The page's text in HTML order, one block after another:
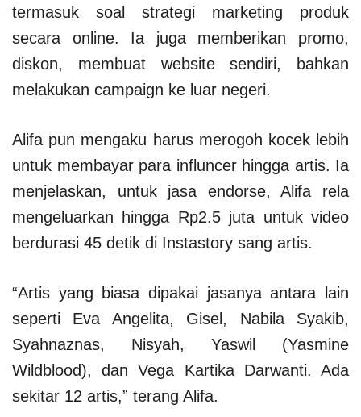
termasuk soal strategi marketing produk
secara online. Ia juga memberikan promo,
diskon, membuat website sendiri, bahkan
melakukan campaign ke luar negeri.
Alifa pun mengaku harus merogoh kocek lebih
untuk membayar para influncer hingga artis. Ia
menjelaskan, untuk jasa endorse, Alifa rela
mengeluarkan hingga Rp2.5 juta untuk video
berdurasi 45 detik di Instastory sang artis.
“Artis yang biasa dipakai jasanya antara lain
seperti Eva Angelita, Gisel, Nabila Syakib,
Syahnaznas, Nisyah, Yaswil (Yasmine
Wildblood), dan Vega Kartika Darwanti. Ada
sekitar 12 artis,” terang Alifa.